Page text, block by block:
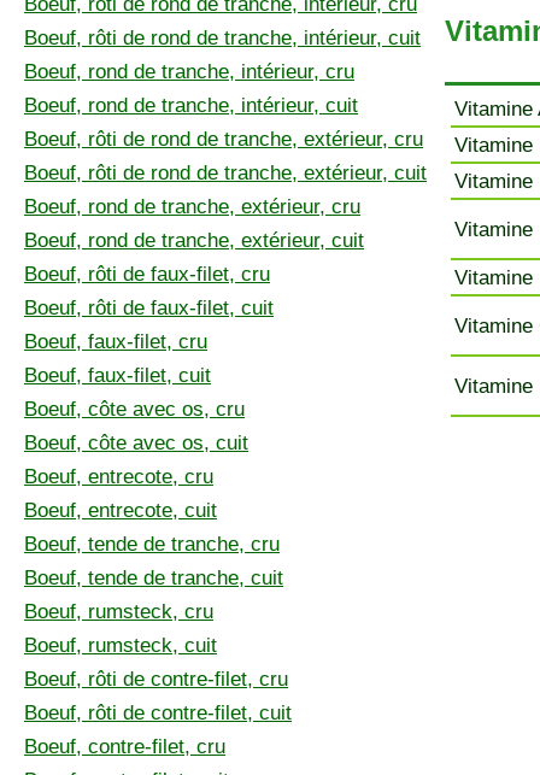
Boeuf, rôti de rond de tranche, intérieur, cuit
Boeuf, rond de tranche, intérieur, cru
Boeuf, rond de tranche, intérieur, cuit
Boeuf, rôti de rond de tranche, extérieur, cru
Boeuf, rôti de rond de tranche, extérieur, cuit
Boeuf, rond de tranche, extérieur, cru
Boeuf, rond de tranche, extérieur, cuit
Boeuf, rôti de faux-filet, cru
Boeuf, rôti de faux-filet, cuit
Boeuf, faux-filet, cru
Boeuf, faux-filet, cuit
Boeuf, côte avec os, cru
Boeuf, côte avec os, cuit
Boeuf, entrecote, cru
Boeuf, entrecote, cuit
Boeuf, tende de tranche, cru
Boeuf, tende de tranche, cuit
Boeuf, rumsteck, cru
Boeuf, rumsteck, cuit
Boeuf, rôti de contre-filet, cru
Boeuf, rôti de contre-filet, cuit
Boeuf, contre-filet, cru
Vitamine
Vitamine
Vitamine
Vitamine
Vitamine
Vitamine
Vitamine